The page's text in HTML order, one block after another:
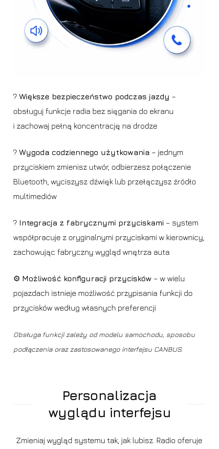
?️ Większe bezpieczeństwo podczas jazdy –
obsługuj funkcje radia bez sięgania do ekranu
i zachowaj pełną koncentrację na drodze
? Wygoda codziennego użytkowania – jednym
przyciskiem zmienisz utwór, odbierzesz połączenie
Bluetooth, wyciszysz dźwięk lub przełączysz źródło
multimediów
? Integracja z fabrycznymi przyciskami – system
współpracuje z oryginalnymi przyciskami w kierownicy,
zachowując fabryczny wygląd wnętrza auta
⚙️ Możliwość konfiguracji przycisków– w wielu
pojazdach istnieje możliwość przypisania funkcji do
przycisków według własnych preferencji
Obsługa funkcji zależy od modelu samochodu, sposobu
podłączenia oraz zastosowanego interfejsu CANBUS.
Personalizacja
wyglądu interfejsu
Zmieniaj wygląd systemu tak, jak lubisz. Radio oferuje